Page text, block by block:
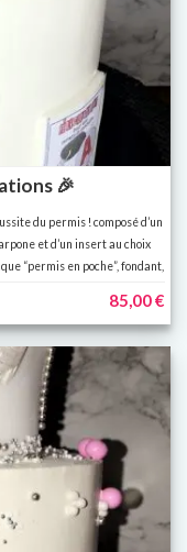
🎉
du permis ! composé d’un
et d’un insert au choix
“permis en poche”, fondant,
anniversaire ou un cadeau
85,00 €